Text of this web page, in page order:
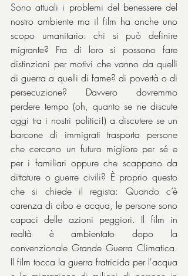
Sono attuali i problemi del benessere del
nostro ambiente ma il film ha anche uno
scopo umanitario: chi si può definire
migrante? Fra di loro si possono fare
distinzioni per motivi che vanno da quelli
di guerra a quelli di fame? di povertà o di
persecuzione? Davvero dovremmo
perdere tempo (oh, quanto se ne discute
oggi tra i nostri politici!) a discutere se un
barcone di immigrati trasporta persone
che cercano un futuro migliore per sé e
per i familiari oppure che scappano da
dittature o guerre civili? È proprio questo
che si chiede il regista: Quando c’è
carenza di cibo e acqua, le persone sono
capaci delle azioni peggiori. Il film in
realtà è ambientato dopo la
convenzionale Grande Guerra Climatica.
Il film tocca la guerra fratricida per l'acqua